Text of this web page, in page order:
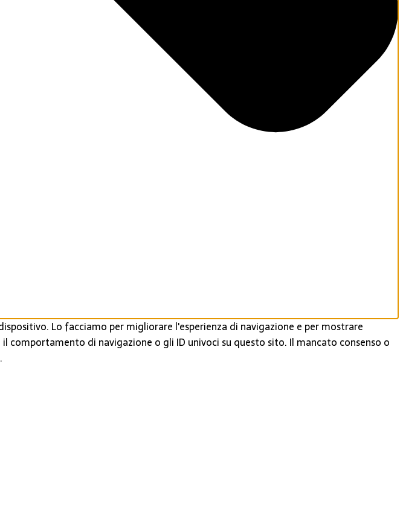
Lo facciamo per migliorare l'esperienza di navigazione e per mostrare
di navigazione o gli ID univoci su questo sito. Il mancato consenso o